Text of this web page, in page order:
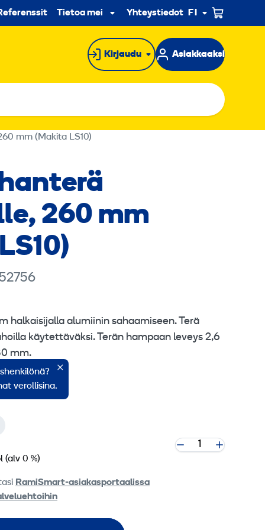
Tietoa meistäAlavalikko
Yhteystiedot FI
Kirjaudu Asiakkaaksi
mm (Makita LS10)
260 mm
halkaisijalla alumiinin sahaamiseen. Terä
käytettäväksi. Terän hampaan leveys 2,6
mm.
verollisina.
(alv 0 %)
RamiSmart-asiakasportaalissa